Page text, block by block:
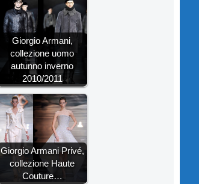
Giorgio Armani,
collezione uomo
autunno inverno
2010/2011
Giorgio Armani Privé,
collezione Haute
Couture…